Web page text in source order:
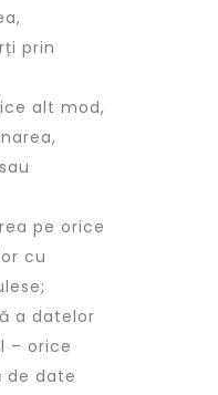
prin
alt mod,
pe orice
cu
a datelor
– orice
de date